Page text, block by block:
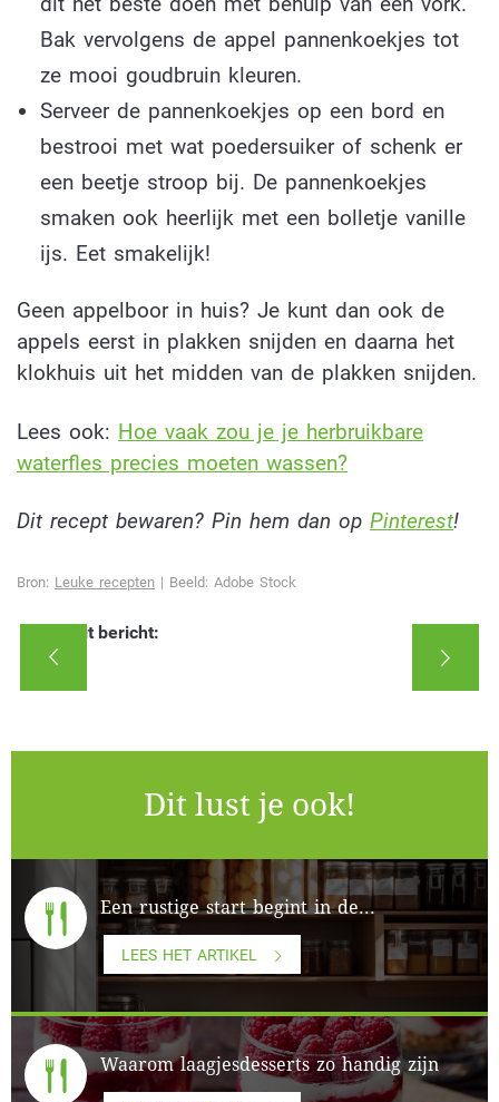
Bak vervolgens de appel pannenkoekjes tot
ze mooi goudbruin kleuren.
Serveer de pannenkoekjes op een bord en
bestrooi met wat poedersuiker of schenk er
een beetje stroop bij. De pannenkoekjes
smaken ook heerlijk met een bolletje vanille
ijs. Eet smakelijk!
Geen appelboor in huis? Je kunt dan ook de
appels eerst in plakken snijden en daarna het
klokhuis uit het midden van de plakken snijden.
Lees ook: Hoe vaak zou je je herbruikbare
waterfles precies moeten wassen?
Dit recept bewaren? Pin hem dan op Pinterest!
Bron: Leuke recepten | Beeld: Adobe Stock
Deel dit bericht:
Dit lust je ook!
Een rustige start begint in de...
LEES HET ARTIKEL
Waarom laagjesdesserts zo handig zijn